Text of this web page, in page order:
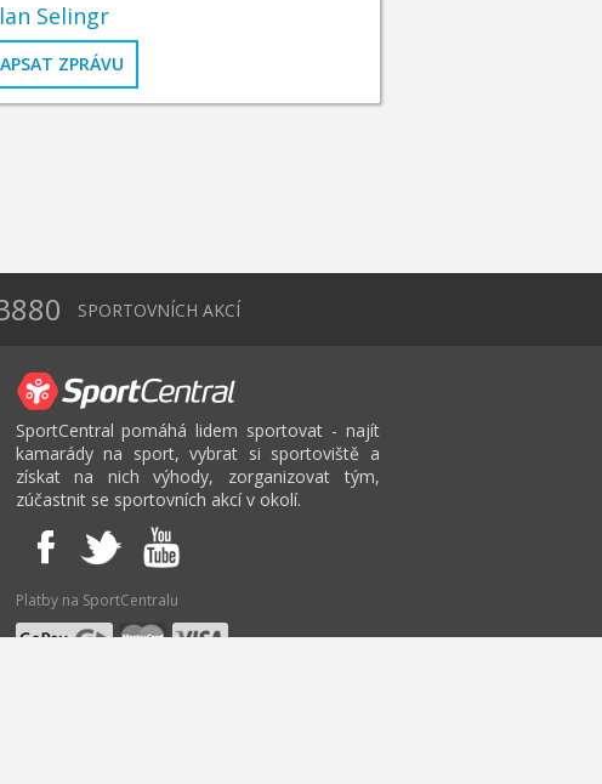
Selingr
ZPRÁVU
SPORTOVNÍCH AKCÍ
SportCentral pomáhá lidem sportovat - najít
kamarády na sport, vybrat si sportoviště a
získat na nich výhody, zorganizovat tým,
zúčastnit se sportovních akcí v okolí.
Platby na SportCentralu